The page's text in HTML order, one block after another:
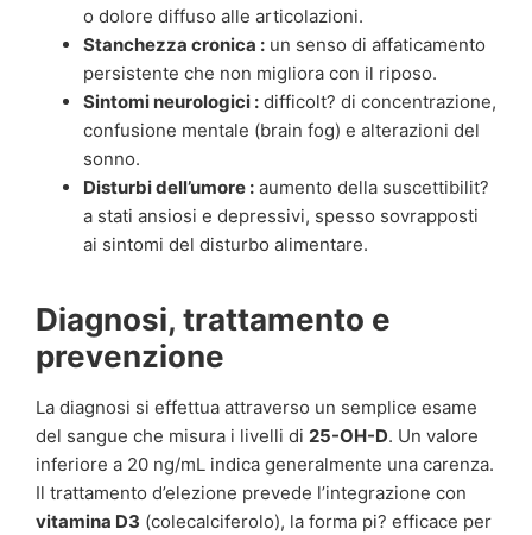
o dolore diffuso alle articolazioni.
Stanchezza cronica : un senso di affaticamento
persistente che non migliora con il riposo.
Sintomi neurologici : difficolt? di concentrazione,
confusione mentale (brain fog) e alterazioni del
sonno.
Disturbi dell’umore : aumento della suscettibilit?
a stati ansiosi e depressivi, spesso sovrapposti
ai sintomi del disturbo alimentare.
Diagnosi, trattamento e
prevenzione
La diagnosi si effettua attraverso un semplice esame
del sangue che misura i livelli di 25-OH-D. Un valore
inferiore a 20 ng/mL indica generalmente una carenza.
Il trattamento d’elezione prevede l’integrazione con
vitamina D3 (colecalciferolo), la forma pi? efficace per